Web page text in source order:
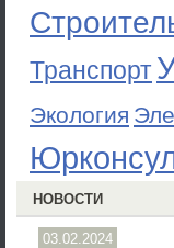
Транспорт
Экология
НОВОСТИ
03.02.2024